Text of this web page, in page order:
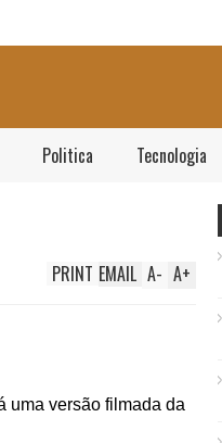
Politica Tecnologia
A+
A-
EMAIL
PRINT
uma versão filmada da